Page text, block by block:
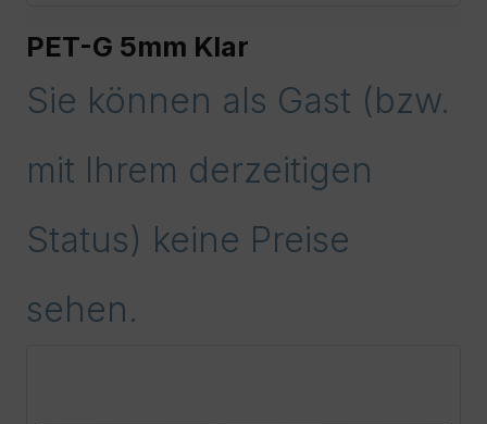
PET-G 5mm Klar
Sie können als Gast (bzw.
mit Ihrem derzeitigen
Status) keine Preise
sehen.